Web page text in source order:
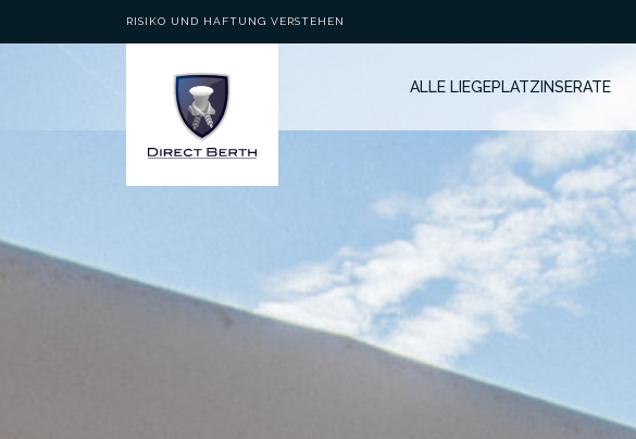
RISIKO UND HAFTUNG VERSTEHEN
ALLE LIEGEPLATZINSERATE